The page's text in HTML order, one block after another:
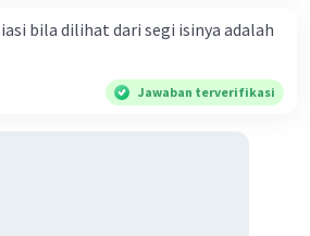
diberkahi. Amin ya rabbal alamin.
berbahagia! Dirasa amat penting
diterapkan di lingkungan keluarga,
bila dilihat dari segi isinya adalah
Jawaban terverifikasi